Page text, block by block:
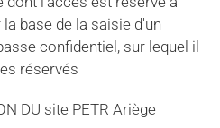
base de la saisie d'un
confidentiel, sur lequel il
réservés
DU site PETR Ariège